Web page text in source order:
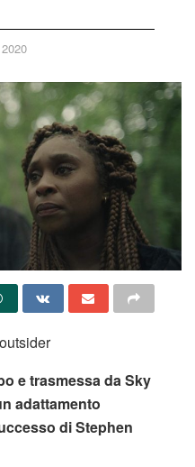
e trasmessa da Sky
adattamento
di Stephen